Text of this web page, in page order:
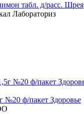
табл. д/расс. Шрея
Лабораториз
№20 ф/пакет Здоровье